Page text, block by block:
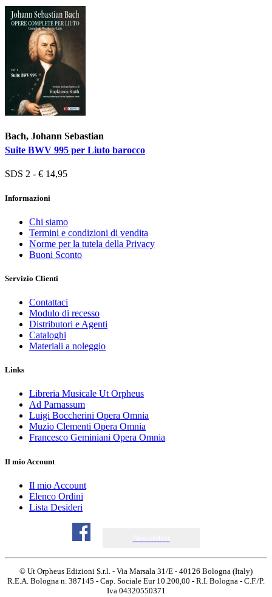
Bach, Johann Sebastian
Suite BWV 995 per Liuto barocco
SDS 2 - € 14,95
Informazioni
Chi siamo
Termini e condizioni di vendita
Norme per la tutela della Privacy
Buoni Sconto
Servizio Clienti
Contattaci
Modulo di recesso
Distributori e Agenti
Cataloghi
Materiali a noleggio
Links
Libreria Musicale Ut Orpheus
Ad Parnassum
Luigi Boccherini Opera Omnia
Muzio Clementi Opera Omnia
Francesco Geminiani Opera Omnia
Il mio Account
Il mio Account
Elenco Ordini
Lista Desideri
© Ut Orpheus Edizioni S.r.l. - Via Marsala 31/E - 40126 Bologna (Italy)
R.E.A. Bologna n. 387145 - Cap. Sociale Eur 10.200,00 - R.I. Bologna - C.F./P.
Iva 04320550371